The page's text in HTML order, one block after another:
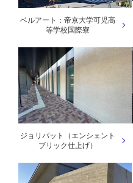
ベルアート：帝京大学可児高
等学校国際寮
ジョリパット（エンシェント
ブリック仕上げ）